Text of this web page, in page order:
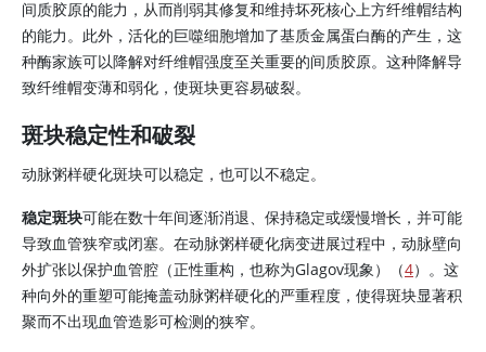
间质胶原的能力，从而削弱其修复和维持坏死核心上方纤维帽结构
的能力。此外，活化的巨噬细胞增加了基质金属蛋白酶的产生，这
种酶家族可以降解对纤维帽强度至关重要的间质胶原。这种降解导
致纤维帽变薄和弱化，使斑块更容易破裂。
斑块稳定性和破裂
动脉粥样硬化斑块可以稳定，也可以不稳定。
稳定斑块可能在数十年间逐渐消退、保持稳定或缓慢增长，并可能
导致血管狭窄或闭塞。在动脉粥样硬化病变进展过程中，动脉壁向
外扩张以保护血管腔（正性重构，也称为Glagov现象）（4）。这
种向外的重塑可能掩盖动脉粥样硬化的严重程度，使得斑块显著积
聚而不出现血管造影可检测的狭窄。